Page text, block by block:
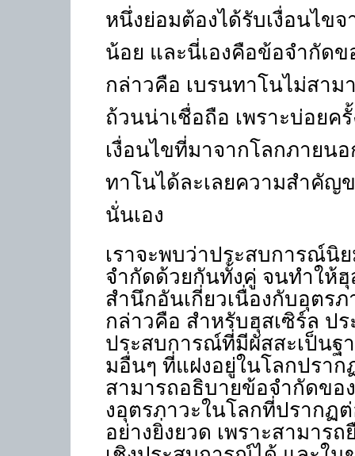
หนึ่งย่อมต้องได้รับเงื่อนไข
น้อย และนี่เองคือข้อจำกัด
กล่าวคือ เบรนทาโนไม่สา
ถ้วนน่าเชื่อถือ เพราะบ่อยค
เงื่อนไขที่มาจากโลกภายน
ทาโนได้ละเลยความสำคัญ
นั่นเอง
เราจะพบว่าประสบการณ์นิ
จำกัดด้วยกันทั้งคู่ จนทำให้ฮุ
สำนึกอันเกี่ยวเนื่องกับอุตร
กล่าวคือ สำหรับฮุสเซิร์ล ป
ประสบการณ์ที่มีผัสสะเป็นฐ
มอื่นๆ ที่แฝงอยู่ในโลกปรา
สามารถอธิบายข้อจำกัดขอ
งอุตรภาวะในโลกที่ปรากฏ
อย่างยิ่งยวด เพราะสามาร